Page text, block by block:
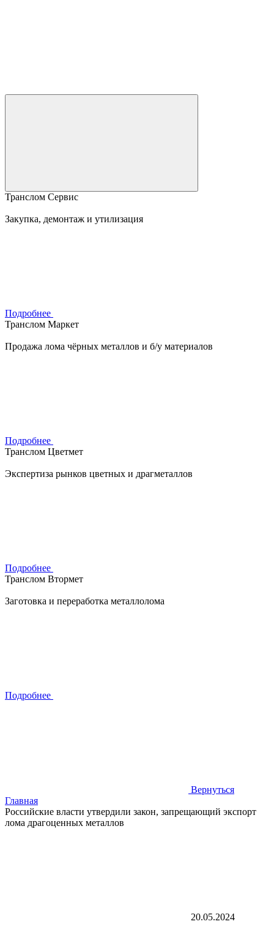
Транслом Сервис
Закупка, демонтаж и утилизация
Подробнее
Транслом Маркет
Продажа лома чёрных металлов и б/у материалов
Подробнее
Транслом Цветмет
Экспертиза рынков цветных и драгметаллов
Подробнее
Транслом Втормет
Заготовка и переработка металлолома
Подробнее
Вернуться
Главная
Российские власти утвердили закон, запрещающий экспорт
лома драгоценных металлов
20.05.2024